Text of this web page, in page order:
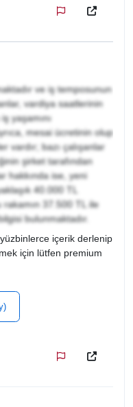
ve iş temposunun
vardiya saatlerinin
yaşamını
mesai ücretinin olup
vardır; bazı çalışanlar
şirket tarafından
hakkında ise, yeni
40.000 TL
rakamın 37.500 TL ile
bulunmaktadır.
içerik derlenip
için lütfen premium